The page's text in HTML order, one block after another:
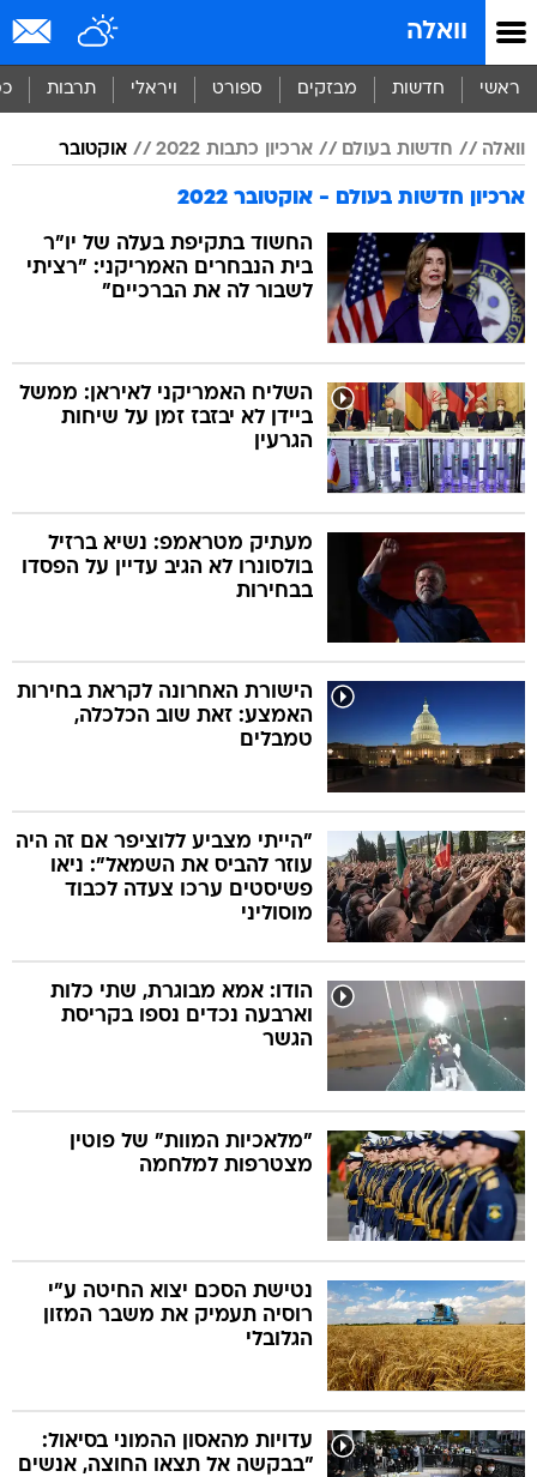
וואלה
ראשי חדשות מבזקים ספורט ויראלי תרבות
וואלה חדשות בעולם ארכיון כתבות 2022 אוקטובר
ארכיון חדשות בעולם - אוקטובר 2022
החשוד בתקיפת בעלה של יו"ר
בית הנבחרים האמריקני: "רציתי
לשבור לה את הברכיים"
השליח האמריקני לאיראן: ממשל
ביידן לא יבזבז זמן על שיחות
הגרעין
מעתיק מטראמפ: נשיא ברזיל
בולסונרו לא הגיב עדיין על הפסדו
בבחירות
הישורת האחרונה לקראת בחירות
האמצע: זאת שוב הכלכלה,
טמבלים
"הייתי מצביע ללוציפר אם זה היה
עוזר להביס את השמאל": ניאו
פשיסטים ערכו צעדה לכבוד
מוסוליני
הודו: אמא מבוגרת, שתי כלות
וארבעה נכדים נספו בקריסת
הגשר
"מלאכיות המוות" של פוטין
מצטרפות למלחמה
נטישת הסכם יצוא החיטה ע"י
רוסיה תעמיק את משבר המזון
הגלובלי
עדויות מהאסון ההמוני בסיאול:
"בבקשה אל תצאו החוצה, אנשים